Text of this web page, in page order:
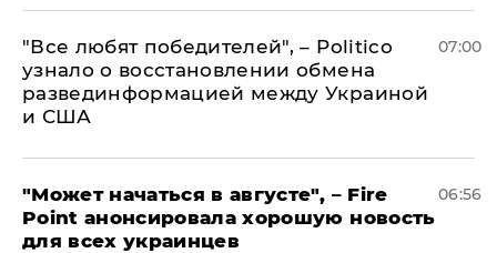
​"Все любят победителей", – Politico
узнало о восстановлении обмена
развединформацией между Украиной
и США
07:00
"Может начаться в августе", – Fire
Point анонсировала хорошую новость
для всех украинцев
06:56